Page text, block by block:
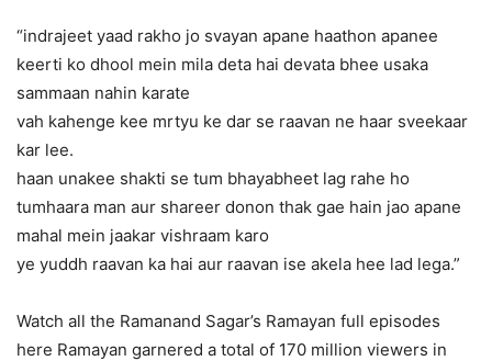
“indrajeet yaad rakho jo svayan apane haathon apanee
keerti ko dhool mein mila deta hai devata bhee usaka
sammaan nahin karate
vah kahenge kee mrtyu ke dar se raavan ne haar sveekaar
kar lee.
haan unakee shakti se tum bhayabheet lag rahe ho
tumhaara man aur shareer donon thak gae hain jao apane
mahal mein jaakar vishraam karo
ye yuddh raavan ka hai aur raavan ise akela hee lad lega.”
Watch all the Ramanand Sagar’s Ramayan full episodes
here Ramayan garnered a total of 170 million viewers in